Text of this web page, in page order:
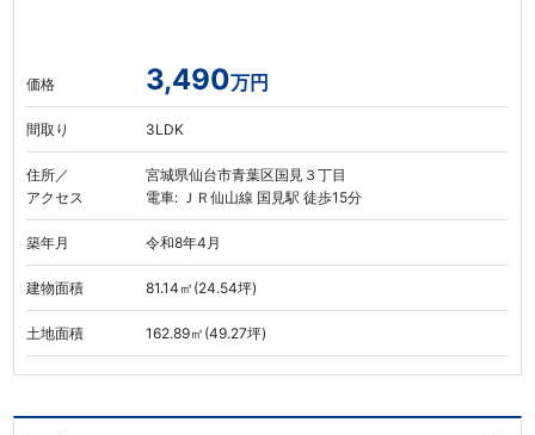
価格 3,490万円
間取り 3LDK
住所／
アクセス
宮城県仙台市青葉区国見３丁目
電車: ＪＲ仙山線 国見駅 徒歩15分
築年月 令和8年4月
建物面積 81.14㎡(24.54坪)
土地面積 162.89㎡(49.27坪)